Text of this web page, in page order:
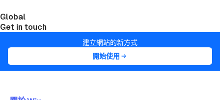
Global
Get in touch
建立網站的新方式
開始使用